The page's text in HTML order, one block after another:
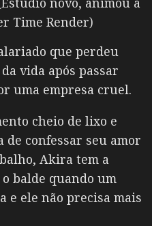
Time Render)
que perdeu
vida após passar
uma empresa cruel.
cheio de lixo e
de confessar seu amor
Akira tem a
balde quando um
e ele não precisa mais